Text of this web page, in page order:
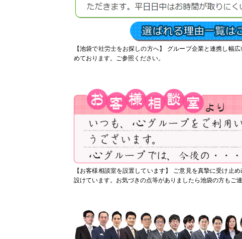
【池袋で社労士をお探しの方へ】
グループ企業と連携し幅
めております。ご参照ください。
【お客様相談室を設置しています】
ご意見を真摯に受け止
設けています。お気づきの点等がありましたら池袋の方もご連